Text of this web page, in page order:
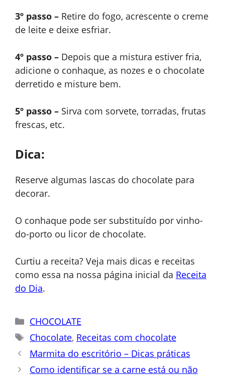
3º passo – Retire do fogo, acrescente o creme
de leite e deixe esfriar.
4º passo – Depois que a mistura estiver fria,
adicione o conhaque, as nozes e o chocolate
derretido e misture bem.
5º passo – Sirva com sorvete, torradas, frutas
frescas, etc.
Dica:
Reserve algumas lascas do chocolate para
decorar.
O conhaque pode ser substituído por vinho-
do-porto ou licor de chocolate.
Curtiu a receita? Veja mais dicas e receitas
como essa na nossa página inicial da Receita
do Dia.
Categorias
CHOCOLATE
Tags
Chocolate, Receitas com chocolate
Marmita do escritório – Dicas práticas
Como identificar se a carne está ou não